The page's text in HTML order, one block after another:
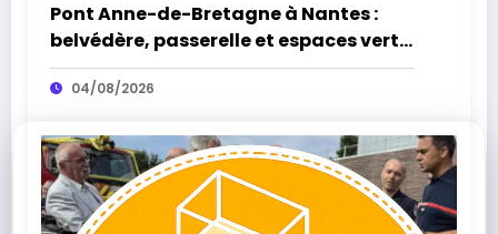
Pont Anne-de-Bretagne à Nantes :
belvédère, passerelle et espaces verts,
la réouverture approche
04/08/2026